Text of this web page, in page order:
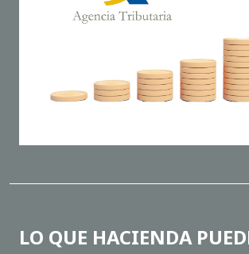
LO QUE HACIENDA